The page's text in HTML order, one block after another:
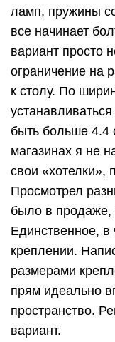
ламп, пружины
все начинает
вариант просто
ограничение на
к столу. По
быть больше 4.4
магазинах я не
свои «хотелки»,
Просмотрел
было в продаже,
Единственное, в
креплении.
размерами
прям идеально
пространство.
вариант.